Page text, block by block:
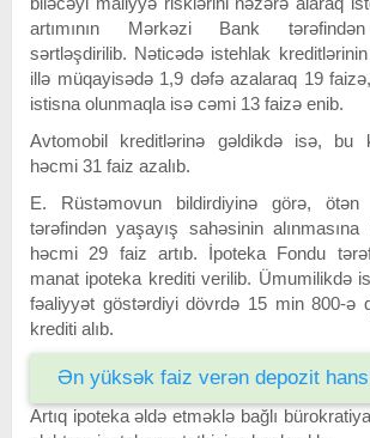
artımının Mərkəzi Bank
sərtləşdirilib. Nəticədə istehlak
illə müqayisədə 1,9 dəfə azalaraq 19
istisna olunmaqla isə cəmi 13 faizə enib.
Avtomobil kreditlərinə gəldikdə isə, bu
həcmi 31 faiz azalıb.
E. Rüstəmovun bildirdiyinə görə,
tərəfindən yaşayış sahəsinin
həcmi 29 faiz artıb. İpoteka Fondu
manat ipoteka krediti verilib. Ümumilikdə
fəaliyyət göstərdiyi dövrdə 15 min 800-ə
krediti alıb.
Ən yüksək faiz verən depozit
Artıq ipoteka əldə etməklə bağlı